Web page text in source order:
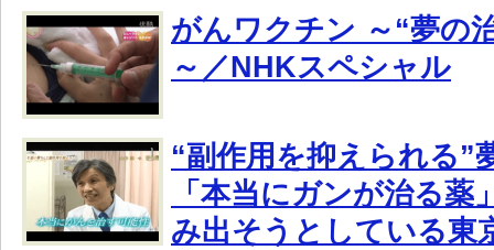
がんワクチン ～“夢の
～／NHKスペシャル
“副作用を抑えられる”
「本当にガンが治る薬
み出そうとしている東